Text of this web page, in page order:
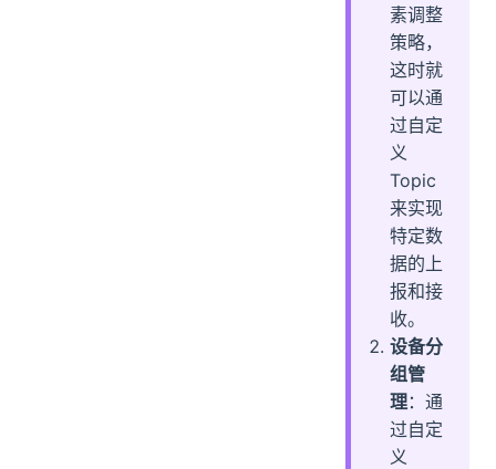
素调整
策略，
这时就
可以通
过自定
义
Topic
来实现
特定数
据的上
报和接
收。
设备分
组管
理：通
过自定
义